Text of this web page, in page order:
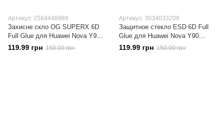
Артикул: 2564448989
Захисне скло OG SUPERX 6D
Full Glue для Huawei Nova Y90
чорне повноекранне
119.99 грн 150.00 грн
Артикул: 3034033209
Защитное стекло ESD 6D Full
Glue для Huawei Nova Y90
полноэкранное Black
119.99 грн 150.00 грн